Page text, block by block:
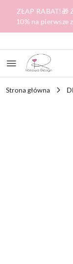
Przejdź do
Przejdź do
Przejdź do
Przejdź do
Przejdź do
Przejdź do
ZŁAP RABAT!🎁
10% na pierwsze
Strona główna